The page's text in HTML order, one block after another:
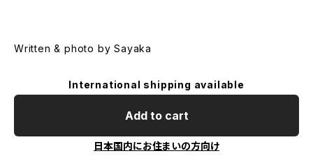
Written & photo by Sayaka
International shipping available
Add to cart
日本国内にお住まいの方向け